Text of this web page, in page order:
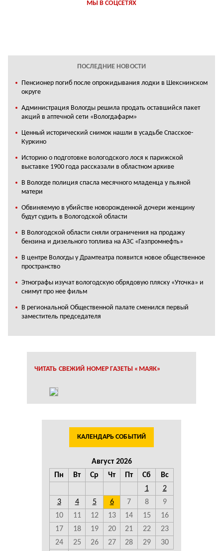
МЫ В СОЦСЕТЯХ
ПОСЛЕДНИЕ НОВОСТИ
Пенсионер погиб после опрокидывания лодки в Шекснинском
округе
Администрация Вологды решила продать оставшийся пакет
акций в аптечной сети «Вологдафарм»
Ценный исторический снимок нашли в усадьбе Спасское-
Куркино
Историю о подготовке вологодского лося к парижской
выставке 1900 года рассказали в областном архиве
В Вологде полиция спасла месячного младенца у пьяной
матери
Обвиняемую в убийстве новорожденной дочери женщину
будут судить в Вологодской области
В Вологодской области сняли ограничения на продажу
бензина и дизельного топлива на АЗС «Газпромнефть»
В центре Вологды у Драмтеатра появится новое общественное
пространство
Этнографы изучат вологодскую обрядовую пляску «Уточка» и
снимут про нее фильм
В региональной Общественной палате сменился первый
заместитель председателя
ЧИТАТЬ СВЕЖИЙ НОМЕР ГАЗЕТЫ «МАЯК»
КАЛЕНДАРЬ СОБЫТИЙ
Август 2026
Пн
Вт Ср Чт Пт Сб
Вс
1
2
3
4 5 6 7 8
9
10
11 12 13 14 15
16
17
18 19 20 21 22
23
24
25 26 27 28 29 30